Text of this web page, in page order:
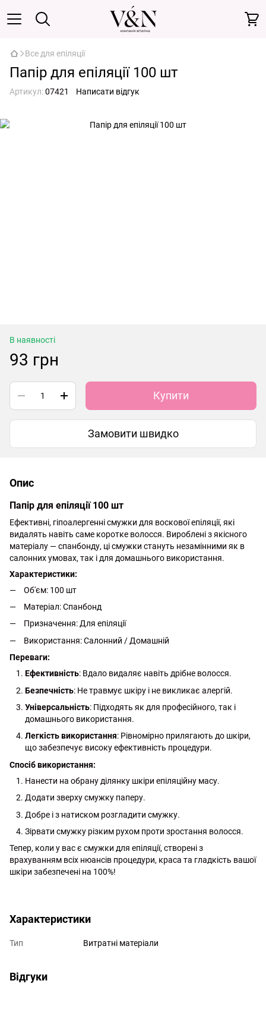
Все для епіляції
Папір для епіляції 100 шт
Артикул:07421 Написати відгук
В наявності
93 грн
Купити
Замовити швидко
Опис
Папір для епіляції 100 шт
Ефективні, гіпоалергенні смужки для воскової епіляції, які
видалять навіть саме коротке волосся. Вироблені з якісного
матеріалу — спанбонду, ці смужки стануть незамінними як в
салонних умовах, так і для домашнього використання.
Характеристики:
Об'єм: 100 шт
Матеріал: Спанбонд
Призначення: Для епіляції
Використання: Салонний / Домашній
Переваги:
Ефективність: Вдало видаляє навіть дрібне волосся.
Безпечність: Не травмує шкіру і не викликає алергій.
Універсальність: Підходять як для професійного, так і
домашнього використання.
Легкість використання: Рівномірно прилягають до шкіри,
що забезпечує високу ефективність процедури.
Спосіб використання:
Нанести на обрану ділянку шкіри епіляційну масу.
Додати зверху смужку паперу.
Добре і з натиском розгладити смужку.
Зірвати смужку різким рухом проти зростання волосся.
Тепер, коли у вас є смужки для епіляції, створені з
врахуванням всіх нюансів процедури, краса та гладкість вашої
шкіри забезпечені на 100%!
Характеристики
Тип Витратні матеріали
Відгуки